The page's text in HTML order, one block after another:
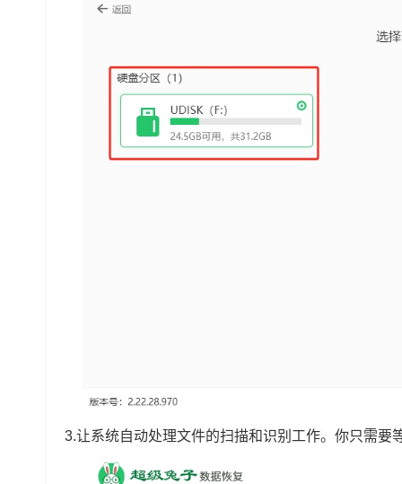
3.让系统自动处理文件的扫描和识别工作。你只需